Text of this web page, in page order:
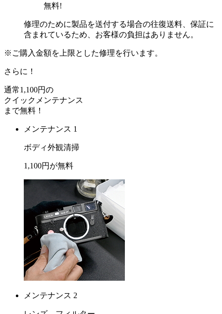
無料!
修理のために製品を送付する場合の往復送料、保証に
含まれているため、お客様の負担はありません。
※ご購入金額を上限とした修理を行います。
さらに！
通常1,100円の
クイックメンテナンス
まで無料 ！
メンテナンス 1
ボディ外観清掃
1,100円が無料
メンテナンス 2